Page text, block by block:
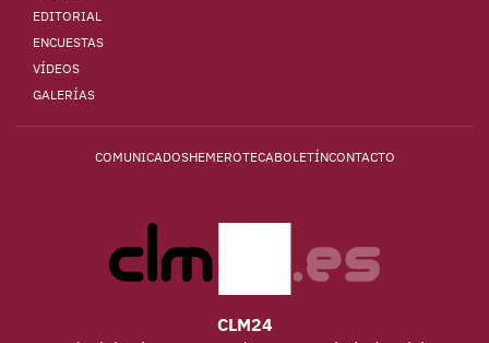
EDITORIAL
ENCUESTAS
VÍDEOS
GALERÍAS
COMUNICADOSHEMEROTECABOLETÍNCONTACTO
CLM24